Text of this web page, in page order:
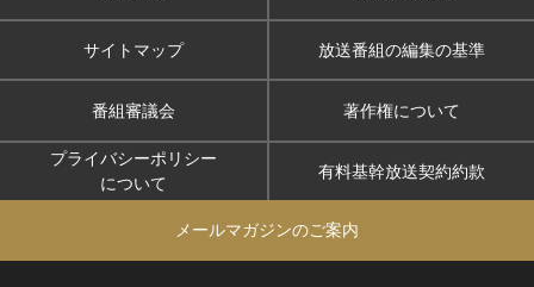
サイトマップ 放送番組の編集の基準
番組審議会 著作権について
プライバシーポリシー
について
有料基幹放送契約約款
メールマガジンのご案内